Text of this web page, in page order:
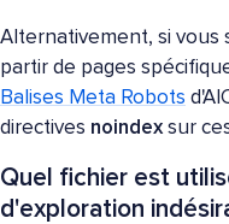
Alternativement, si vous
partir de pages
Balises Meta Robots
directives noindexsur
Quel fichier est
d'exploration